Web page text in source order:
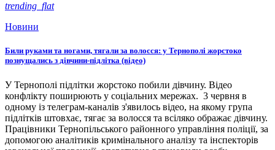
trending_flat
Новини
Били руками та ногами, тягали за волосся: у Тернополі жорстоко
познущались з дівчини-підлітка (відео)
У Тернополі підлітки жорстоко побили дівчину. Відео
конфлікту поширюють у соціальних мережах. 3 червня в
одному із телеграм-каналів з'явилось відео, на якому група
підлітків штовхає, тягає за волосся та всіляко ображає дівчину.
Працівники Тернопільського районного управління поліції, за
допомогою аналітиків кримінального аналізу та інспекторів